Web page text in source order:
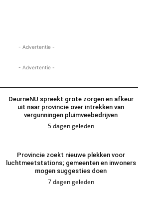
- Advertentie -
- Advertentie -
DeurneNU spreekt grote zorgen en afkeur
uit naar provincie over intrekken van
vergunningen pluimveebedrijven
5 dagen geleden
Provincie zoekt nieuwe plekken voor
luchtmeetstations; gemeenten en inwoners
mogen suggesties doen
7 dagen geleden